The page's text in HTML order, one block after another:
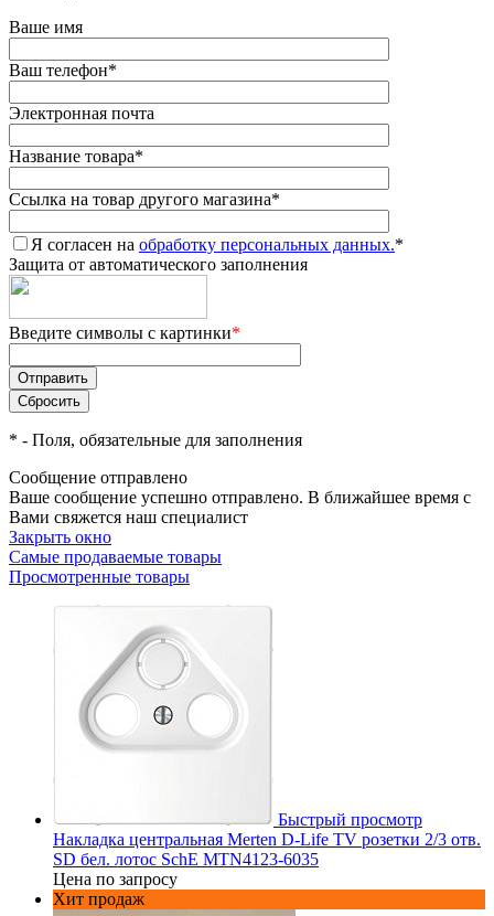
Ваше имя
Ваш телефон*
Электронная почта
Название товара*
Ссылка на товар другого магазина*
Я согласен на обработку персональных данных.*
Защита от автоматического заполнения
Введите символы с картинки*
* - Поля, обязательные для заполнения
Сообщение отправлено
Ваше сообщение успешно отправлено. В ближайшее время с
Вами свяжется наш специалист
Закрыть окно
Самые продаваемые товары
Просмотренные товары
Быстрый просмотр
Накладка центральная Merten D-Life TV розетки 2/3 отв.
SD бел. лотос SchE MTN4123-6035
Цена по запросу
Хит продаж